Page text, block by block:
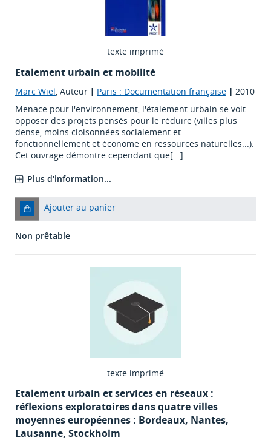
texte imprimé
Etalement urbain et mobilité
Marc Wiel, Auteur | Paris : Documentation française | 2010
Menace pour l'environnement, l'étalement urbain se voit
opposer des projets pensés pour le réduire (villes plus
dense, moins cloisonnées socialement et
fonctionnellement et économe en ressources naturelles...).
Cet ouvrage démontre cependant que[...]
Plus d'information...
Ajouter au panier
Non prêtable
texte imprimé
Etalement urbain et services en réseaux :
réflexions exploratoires dans quatre villes
moyennes européennes : Bordeaux, Nantes,
Lausanne, Stockholm